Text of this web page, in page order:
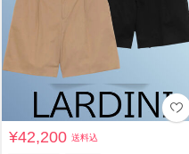
¥42,200送料込